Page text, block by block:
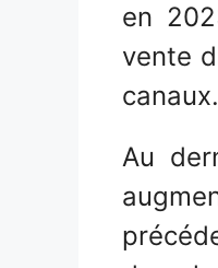
en
vente
canaux.
Au